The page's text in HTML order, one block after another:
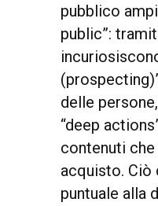
pubblico
public”:
delle
“deep
contenuti
acquisto.
puntuale alla